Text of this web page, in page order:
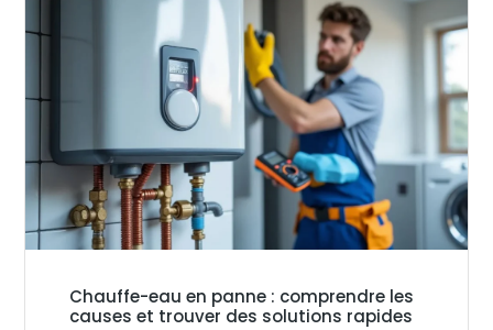
Chauffe-eau en panne : comprendre les
causes et trouver des solutions rapides